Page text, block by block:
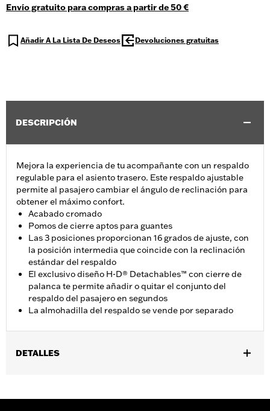
Envío gratuito para compras a partir de 50 €
Añadir A La Lista De Deseos Devoluciones gratuitas
DESCRIPCIÓN
Mejora la experiencia de tu acompañante con un respaldo
regulable para el asiento trasero. Este respaldo ajustable
permite al pasajero cambiar el ángulo de reclinación para
obtener el máximo confort.
Acabado cromado
Pomos de cierre aptos para guantes
Las 3 posiciones proporcionan 16 grados de ajuste, con
la posición intermedia que coincide con la reclinación
estándar del respaldo
El exclusivo diseño H-D® Detachables™ con cierre de
palanca te permite añadir o quitar el conjunto del
respaldo del pasajero en segundos
La almohadilla del respaldo se vende por separado
DETALLES